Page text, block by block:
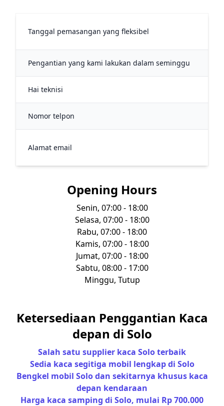
Tanggal pemasangan yang fleksibel
Pengantian yang kami lakukan dalam seminggu
Hai teknisi
Nomor telpon
Alamat email
Opening Hours
Senin, 07:00 - 18:00
Selasa, 07:00 - 18:00
Rabu, 07:00 - 18:00
Kamis, 07:00 - 18:00
Jumat, 07:00 - 18:00
Sabtu, 08:00 - 17:00
Minggu, Tutup
Ketersediaan Penggantian Kaca
depan di Solo
Salah satu supplier kaca Solo terbaik
Sedia kaca segitiga mobil lengkap di Solo
Bengkel mobil Solo dan sekitarnya khusus kaca
depan kendaraan
Harga kaca samping di Solo, mulai Rp 700.000